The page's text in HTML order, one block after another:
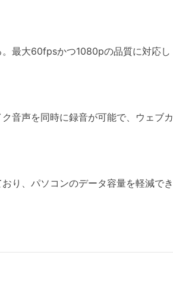
最大60fpsかつ1080pの品質に対応し
音声を同時に録音が可能で、ウェブカ
り、パソコンのデータ容量を軽減でき